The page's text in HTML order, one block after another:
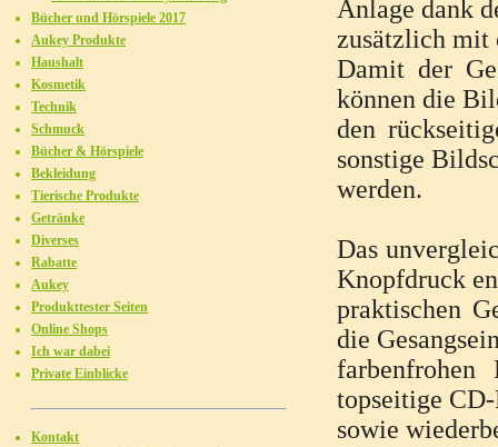
Anlage dank
zusätzlich mit
Damit der
können die
den
sonstige
werden.
Das
Knopfdruck
praktischen
die
topseitige
sowie
Bücher und Hörspiele 2017
Aukey Produkte
Haushalt
Kosmetik
Technik
Schmuck
Bücher & Hörspiele
Bekleidung
Tierische Produkte
Getränke
Diverses
Rabatte
Aukey
Produkttester Seiten
Online Shops
Ich war dabei
Private Einblicke
Kontakt